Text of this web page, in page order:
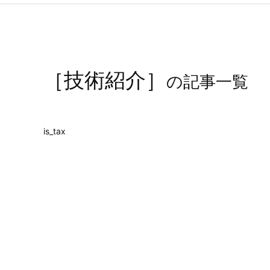
［技術紹介］ の記事一覧
is_tax